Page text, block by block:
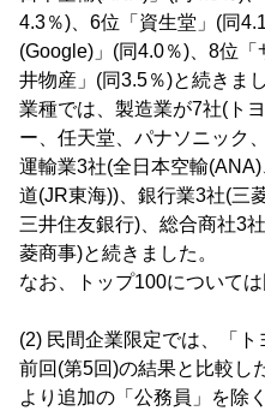
4.3％)、6位「資生堂」(同
(Google)」(同4.0％)、8位
井物産」(同3.5％)と続きま
業種では、製造業が7社(ト
ー、任天堂、パナソニック
運輸業3社(全日本空輸
道(JR東海))、銀行業3社(三
三井住友銀行)、総合商社3
菱商事)と続きました。
なお、トップ100については
(2) 民間企業限定では、「ト
前回(第5回)の結果と比較し
より追加の「公務員」を除